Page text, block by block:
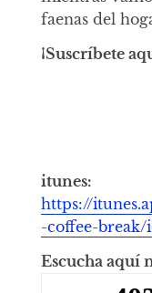
faenas del
¡Suscríbete
itunes:
https://
-coffee-break/
Escucha aquí